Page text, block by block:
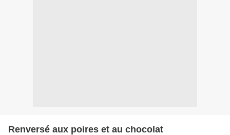
Renversé aux poires et au chocolat